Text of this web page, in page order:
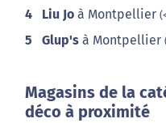
4 Liu Jo à Montpellier
5 Glup's à Montpellier
Magasins de la
déco à proximité